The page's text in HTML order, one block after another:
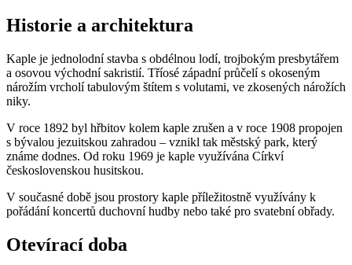
Historie a architektura
Kaple je jednolodní stavba s obdélnou lodí, trojbokým presbytářem
a osovou východní sakristií. Tříosé západní průčelí s okoseným
nárožím vrcholí tabulovým štítem s volutami, ve zkosených nárožích
niky.
V roce 1892 byl hřbitov kolem kaple zrušen a v roce 1908 propojen
s bývalou jezuitskou zahradou – vznikl tak městský park, který
známe dodnes. Od roku 1969 je kaple využívána Církví
československou husitskou.
V současné době jsou prostory kaple příležitostně využívány k
pořádání koncertů duchovní hudby nebo také pro svatební obřady.
Otevírací doba